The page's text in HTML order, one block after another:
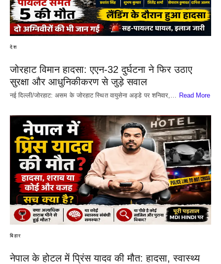
देश
जोरहाट विमान हादसा: एएन-32 दुर्घटना ने फिर उठाए
सुरक्षा और आधुनिकीकरण से जुड़े सवाल
नई दिल्ली/जोरहाट: असम के जोरहाट स्थित वायुसेना अड्डे पर शनिवार,… Read More
बिहार
नेपाल के होटल में प्रिंस यादव की मौत: हादसा, स्वास्थ्य